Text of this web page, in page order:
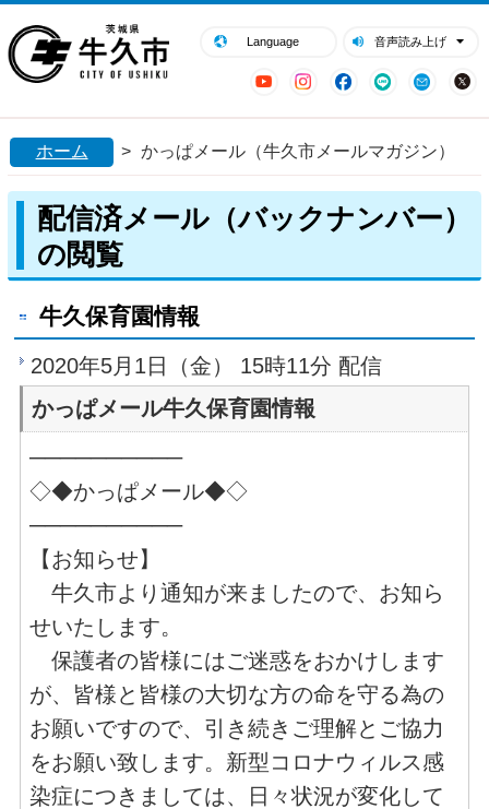
Language 音声読み上げ
YouTubeInstagram
Facebook
LINE Mail
閉じる
ホーム > かっぱメール（牛久市メールマガジン）
配信済メール（バックナンバー）
の閲覧
牛久保育園情報
2020年5月1日（金） 15時11分 配信
かっぱメール牛久保育園情報
──────────
◇◆かっぱメール◆◇
──────────
【お知らせ】
牛久市より通知が来ましたので、お知ら
せいたします。
保護者の皆様にはご迷惑をおかけします
が、皆様と皆様の大切な方の命を守る為の
お願いですので、引き続きご理解とご協力
をお願い致します。新型コロナウィルス感
染症につきましては、日々状況が変化して